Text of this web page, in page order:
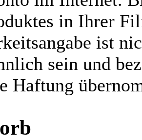
in Ihrer
ist
sein und
Haftung